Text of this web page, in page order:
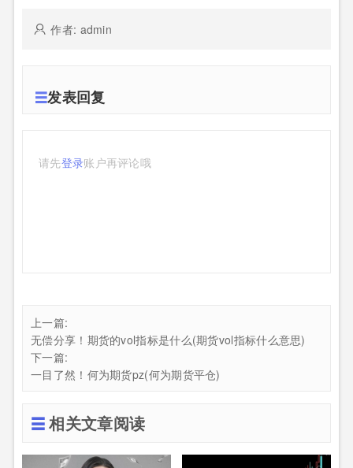
作者: admin
发表回复
请先登录账户再评论哦
上一篇:
无偿分享！期货的vol指标是什么(期货vol指标什么意思)
下一篇:
一目了然！何为期货pz(何为期货平仓)
相关文章阅读